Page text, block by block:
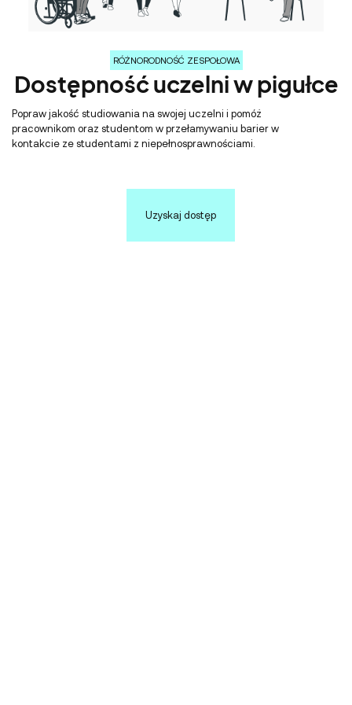
RÓŻNORODNOŚĆ ZESPOŁOWA
Dostępność uczelni w pigułce
Popraw jakość studiowania na swojej uczelni i pomóż
pracownikom oraz studentom w przełamywaniu barier w
kontakcie ze studentami z niepełnosprawnościami.
Uzyskaj dostęp